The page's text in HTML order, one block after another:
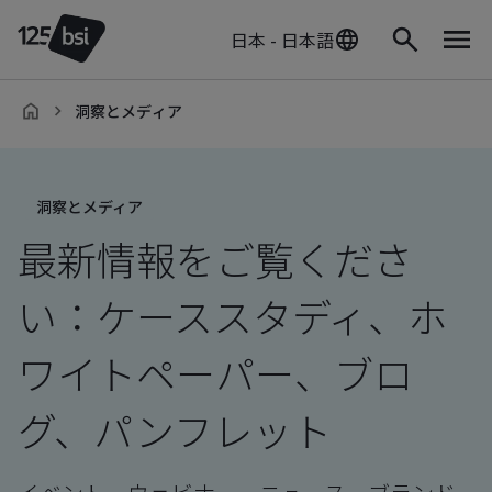
日本 - 日本語
洞察とメディア
洞察とメディア
最新情報をご覧くださ
い：ケーススタディ、ホ
ワイトペーパー、ブロ
グ、パンフレット